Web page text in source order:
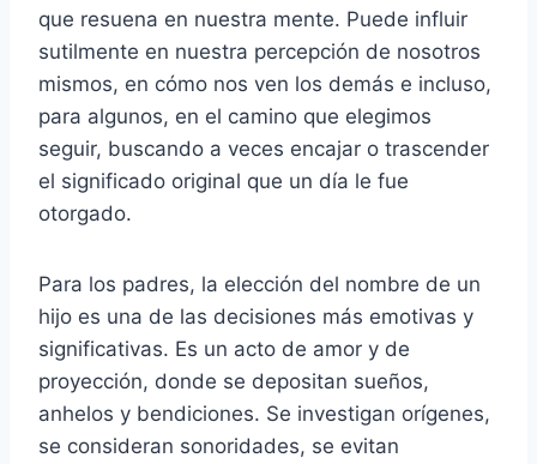
que resuena en nuestra mente. Puede influir
sutilmente en nuestra percepción de nosotros
mismos, en cómo nos ven los demás e incluso,
para algunos, en el camino que elegimos
seguir, buscando a veces encajar o trascender
el significado original que un día le fue
otorgado.
Para los padres, la elección del nombre de un
hijo es una de las decisiones más emotivas y
significativas. Es un acto de amor y de
proyección, donde se depositan sueños,
anhelos y bendiciones. Se investigan orígenes,
se consideran sonoridades, se evitan